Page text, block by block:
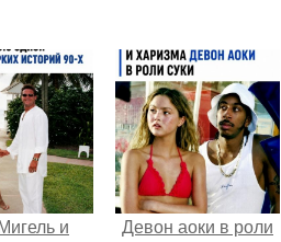
и
Девон аоки в роли